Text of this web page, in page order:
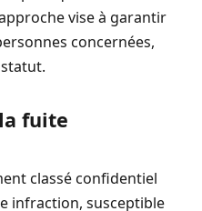
vise à garantir
concernées,
fuite
classé confidentiel
infraction, susceptible